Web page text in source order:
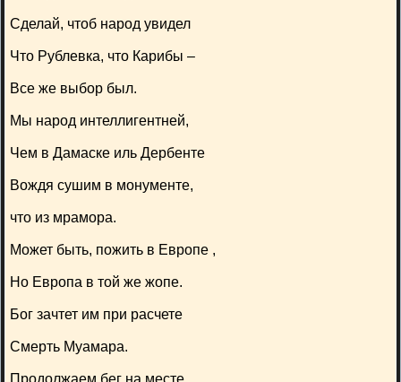
Сделай, чтоб народ увидел
Что Рублевка, что Карибы –
Все же выбор был.
Мы народ интеллигентней,
Чем в Дамаске иль Дербенте
Вождя сушим в монументе,
что из мрамора.
Может быть, пожить в Европе ,
Но Европа в той же жопе.
Бог зачтет им при расчете
Смерть Муамара.
Продолжаем бег на месте,